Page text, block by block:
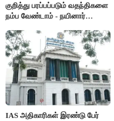
குறித்து பரப்பப்படும் வதந்திகளை
நம்ப வேண்டாம் - நயினார்
IAS அதிகாரிகள் இரண்டு பேர்